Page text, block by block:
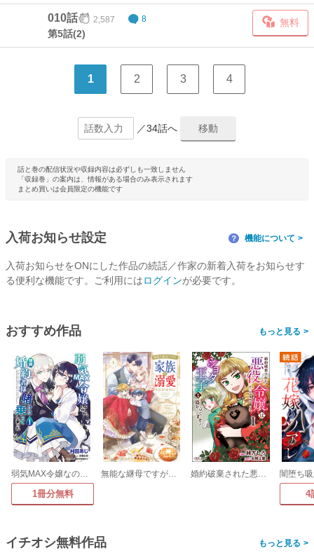
010話 2,587 8
第5話(2)
無料
1 2 3 4
／34話へ
話と巻の配信状況や収録内容は必ずしも一致しません
「収録巻」の案内は、情報がある場合のみ表示されます
まとめ買いは会員限定の機能です
入荷お知らせ設定 ？ 機能について
入荷お知らせをONにした作品の続話／作家の新着入荷をお知らせす
る便利な機能です。ご利用にはログインが必要です。
おすすめ作品 >
弱気MAX令嬢なのに、辣腕婚約者様の賭けに乗ってしまった
1冊分無料
無能な継母ですが、家族の溺愛が止まりません! 婚約破棄された悪役令嬢はチートタヌキと組んでショタ王子を盛り立てます! コミック版
4
イチオシ無料作品 >